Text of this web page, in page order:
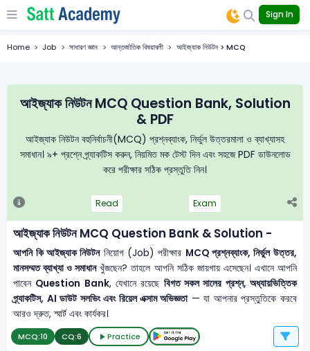
Sign In
Home Job সাধারণ জ্ঞান আন্তর্জাতিক বিষয়াবলী আইজ্যাক নিউটন > MCQ
আইজ্যাক নিউটন MCQ Question Bank, Solution
& PDF
আইজ্যাক নিউটন বহুনির্বাচনী(MCQ) প্রশ্নব্যাংক, নির্ভুল উত্তরমালা ও ব্যাখ্যাসহ
সমাধান। ৯+ প্রশ্নে প্র্যাকটিস করুন, নিয়মিত মক টেস্ট দিন এবং সহজে PDF ডাউনলোড
করে পরীক্ষার সঠিক প্রস্তুতি নিন।
Read Exam
আইজ্যাক নিউটন MCQ Question Bank & Solution -
আপনি কি আইজ্যাক নিউটননিয়োগ (Job) পরীক্ষার MCQ প্রশ্নব্যাংক, নির্ভুল উত্তর,
মানসম্মত ব্যাখ্যা ও সমাধানখুঁজছেন? তাহলে আপনি সঠিক জায়গায় এসেছেন। এখানে আপনি
পাবেন Question Bank, যেখানে রয়েছে বিগত সকল সালের প্রশ্ন, অধ্যায়ভিত্তিক
প্র্যাকটিস, AI ডাউট সলভিং এবং রিয়েল এক্সাম অভিজ্ঞতা— যা আপনার প্রস্তুতিকে করবে
আরও দ্রুত, স্মার্ট এবং কার্যকর।
MCQ:10 CQ:6 Practice